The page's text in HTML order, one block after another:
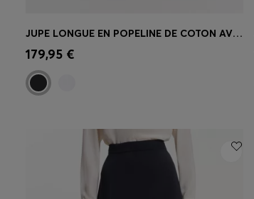
Achat rapide
taille)
JUPE LONGUE EN POPELINE DE COTON AVEC CEINTURE À ŒILLETS
179,95 €